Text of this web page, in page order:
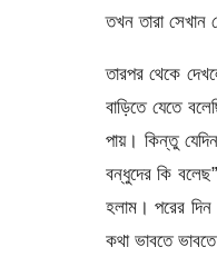
তখন তারা
তারপর থেকে
বাড়িতে যেতে
পায়। কিন্তু
বন্ধুদের কি
হলাম। পরের
কথা ভাবতে